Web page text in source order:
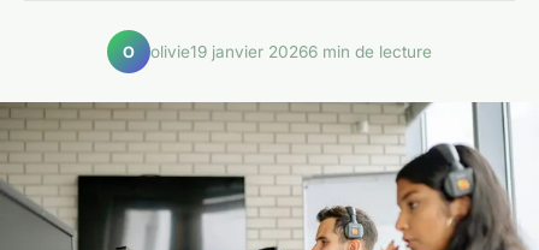
O olivie19 janvier 20266 min de lecture